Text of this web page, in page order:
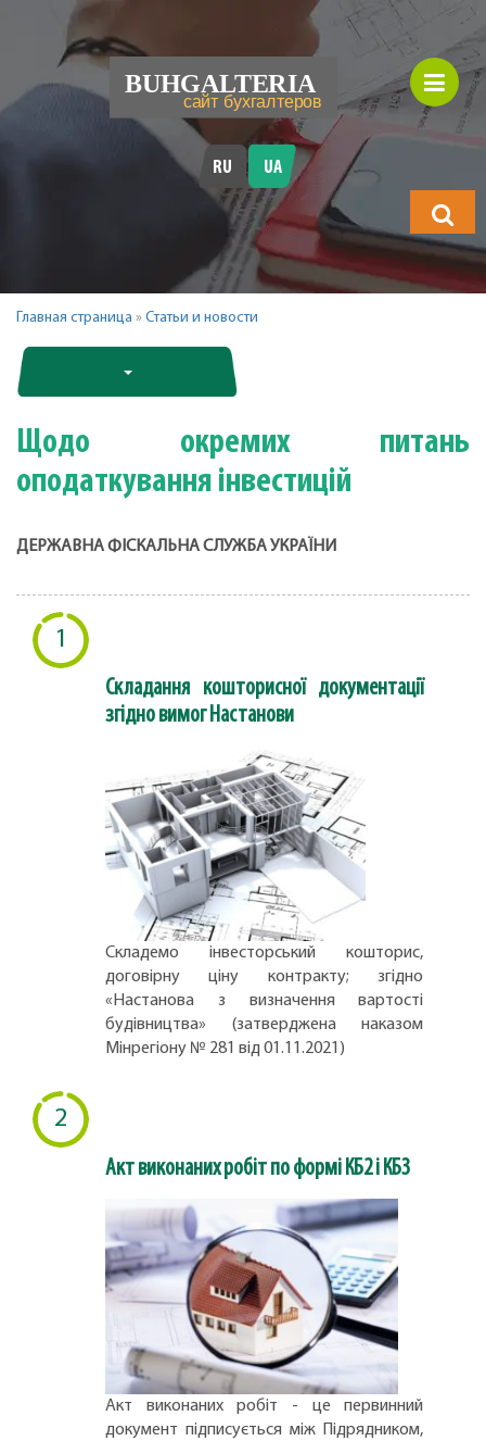
RU UA
Главная страница » Статьи и новости
Щодо окремих питань
оподаткування інвестицій
ДЕРЖАВНА ФІСКАЛЬНА СЛУЖБА УКРАЇНИ
1
Складання кошторисної документації
згідно вимог Настанови
Складемо інвесторський кошторис,
договірну ціну контракту; згідно
«Настанова з визначення вартості
будівництва» (затверджена наказом
Мінрегіону № 281 від 01.11.2021)
2
Акт виконаних робіт по формі КБ2 і КБ3
Акт виконаних робіт - це первинний
документ підписується між Підрядником,